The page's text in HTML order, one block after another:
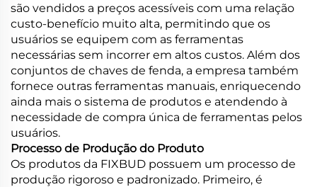
são vendidos a preços acessíveis com uma relação
custo-benefício muito alta, permitindo que os
usuários se equipem com as ferramentas
necessárias sem incorrer em altos custos. Além dos
conjuntos de chaves de fenda, a empresa também
fornece outras ferramentas manuais, enriquecendo
ainda mais o sistema de produtos e atendendo à
necessidade de compra única de ferramentas pelos
usuários.
Processo de Produção do Produto
Os produtos da FIXBUD possuem um processo de
produção rigoroso e padronizado. Primeiro, é